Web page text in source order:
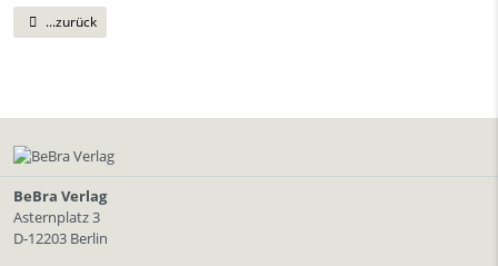
...zurück
BeBra Verlag
Asternplatz 3
D-12203 Berlin